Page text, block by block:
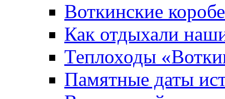
Воткинские
Как отдыхали
Теплоходы
Памятные даты